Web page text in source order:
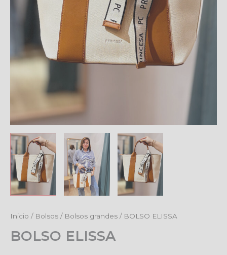
Inicio / Bolsos / Bolsos grandes / BOLSO ELISSA
BOLSO ELISSA